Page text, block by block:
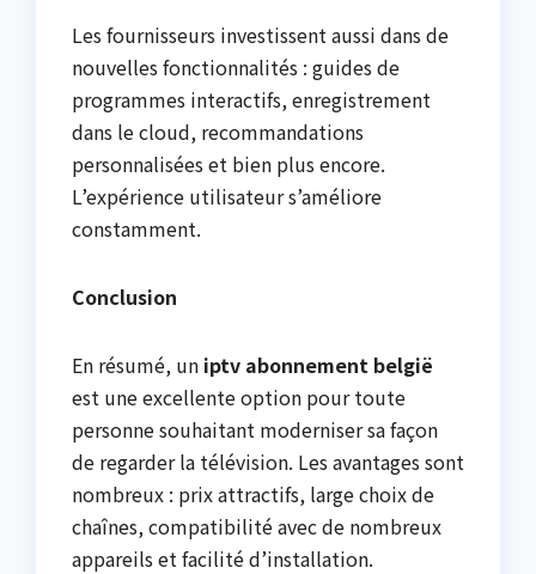
Les fournisseurs investissent aussi dans de
nouvelles fonctionnalités : guides de
programmes interactifs, enregistrement
dans le cloud, recommandations
personnalisées et bien plus encore.
L’expérience utilisateur s’améliore
constamment.
Conclusion
En résumé, un iptv abonnement belgië
est une excellente option pour toute
personne souhaitant moderniser sa façon
de regarder la télévision. Les avantages sont
nombreux : prix attractifs, large choix de
chaînes, compatibilité avec de nombreux
appareils et facilité d’installation.